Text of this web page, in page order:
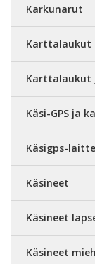
Karkunarut
Karttalaukut
Karttalaukut
Käsi-GPS ja
Käsigps-
Käsineet
Käsineet
Käsineet